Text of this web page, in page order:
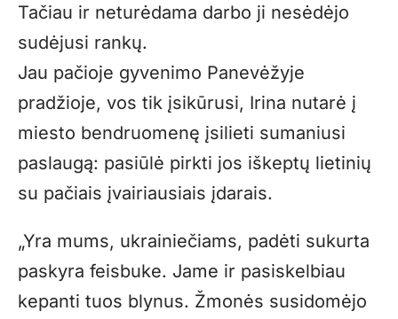
Tačiau ir neturėdama darbo ji nesėdėjo
sudėjusi rankų.
Jau pačioje gyvenimo Panevėžyje
pradžioje, vos tik įsikūrusi, Irina nutarė į
miesto bendruomenę įsilieti sumaniusi
paslaugą: pasiūlė pirkti jos iškeptų lietinių
su pačiais įvairiausiais įdarais.
„Yra mums, ukrainiečiams, padėti sukurta
paskyra feisbuke. Jame ir pasiskelbiau
kepanti tuos blynus. Žmonės susidomėjo